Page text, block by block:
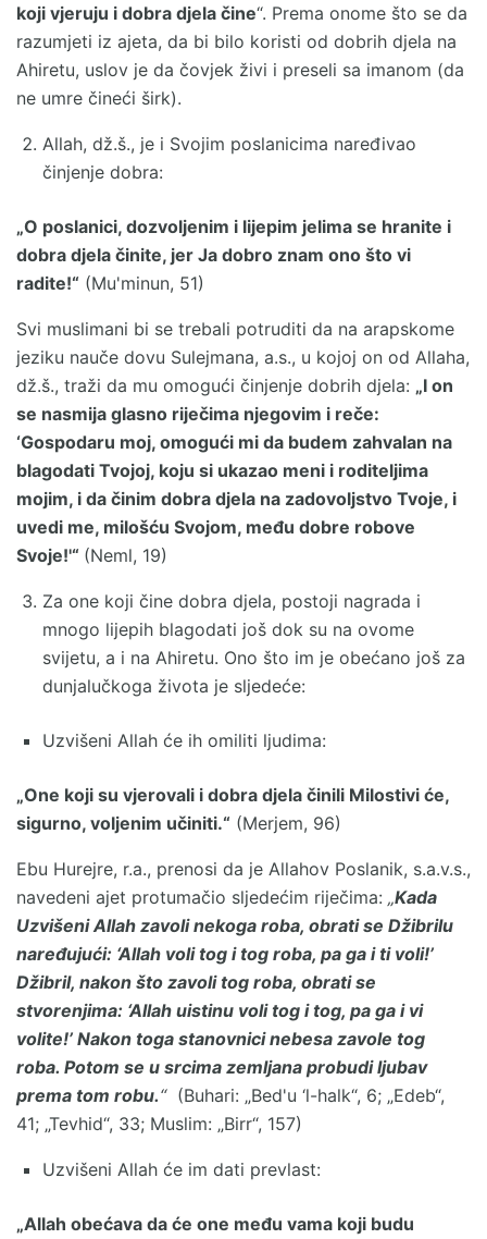
koji vjeruju i dobra djela čine“. Prema onome što se da
razumjeti iz ajeta, da bi bilo koristi od dobrih djela na
Ahiretu, uslov je da čovjek živi i preseli sa imanom (da
ne umre čineći širk).
Allah, dž.š., je i Svojim poslanicima naređivao
činjenje dobra:
„O poslanici, dozvoljenim i lijepim jelima se hranite i
dobra djela činite, jer Ja dobro znam ono što vi
radite!“ (Mu'minun, 51)
Svi muslimani bi se trebali potruditi da na arapskome
jeziku nauče dovu Sulejmana, a.s., u kojoj on od Allaha,
dž.š., traži da mu omogući činjenje dobrih djela: „I on
se nasmija glasno riječima njegovim i reče:
‘Gospodaru moj, omogući mi da budem zahvalan na
blagodati Tvojoj, koju si ukazao meni i roditeljima
mojim, i da činim dobra djela na zadovoljstvo Tvoje, i
uvedi me, milošću Svojom, među dobre robove
Svoje!'“ (Neml, 19)
Za one koji čine dobra djela, postoji nagrada i
mnogo lijepih blagodati još dok su na ovome
svijetu, a i na Ahiretu. Ono što im je obećano još za
dunjalučkoga života je sljedeće:
Uzvišeni Allah će ih omiliti ljudima:
„One koji su vjerovali i dobra djela činili Milostivi će,
sigurno, voljenim učiniti.“ (Merjem, 96)
Ebu Hurejre, r.a., prenosi da je Allahov Poslanik, s.a.v.s.,
navedeni ajet protumačio sljedećim riječima: „Kada
Uzvišeni Allah zavoli nekoga roba, obrati se Džibrilu
naređujući: ‘Allah voli tog i tog roba, pa ga i ti voli!’
Džibril, nakon što zavoli tog roba, obrati se
stvorenjima: ‘Allah uistinu voli tog i tog, pa ga i vi
volite!’ Nakon toga stanovnici nebesa zavole tog
roba. Potom se u srcima zemljana probudi ljubav
prema tom robu.“ (Buhari: „Bed'u ‘l-halk“, 6; „Edeb“,
41; „Tevhid“, 33; Muslim: „Birr“, 157)
Uzvišeni Allah će im dati prevlast:
„Allah obećava da će one među vama koji budu